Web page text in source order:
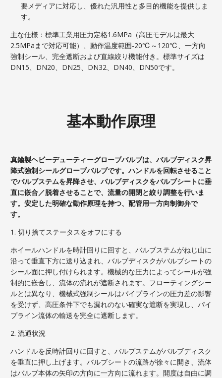
要メディアに対応し、優れた汎用性と多目的機能を提供しま
す。
主な仕様：標準工業用圧力定格1.6MPa（高圧モデルは最大
2.5MPaまで対応可能）、動作温度範囲-20℃～120℃、一方向
強制シール、完全遮断および直線絞り機能付き。標準サイズは
DN15、DN20、DN25、DN32、DN40、DN50です。
基本動作原理
真鍮製ヘビーデューティーグローブバルブは、バルブディスク昇
降式強制シールグローブバルブです。ハンドルを回転させること
でバルブステムを昇降させ、バルブディスクをバルブシートに垂
直に嵌合／脱着させることで、流量の開閉と絞り調整を行いま
す。安定した明確な動作原理を持つ、配管用一方向制御弁で
す。
1. 切り捨てステータスをオフにする
ホイールハンドルを時計回りに回すと、バルブステムがねじ山に
沿って垂直下方に送り込まれ、バルブディスクがバルブシートの
シール面に押し付けられます。機械的な圧力によってシールが強
制的に嵌合し、流体の流れが遮断されます。フローティングシー
ルとは異なり、機械式強制シールはパイプラインの圧力差の影響
を受けず、高圧条件下でも漏れのない確実な遮断を実現し、パイ
プライン流体の輸送を完全に遮断します。
2. 流通状況
ハンドルを反時計回りに回すと、バルブステムがバルブディスク
を垂直に押し上げます。バルブシートの流路が徐々に開き、流体
はバルブ本体の矢印の方向に一方向に流れます。開度は自由に調